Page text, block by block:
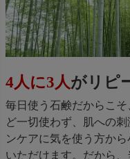
4人に3人がリピ
毎日使う石鹸だからこ
ど一切使わず、肌への
ンケアに気を使う方か
いただけます。だから